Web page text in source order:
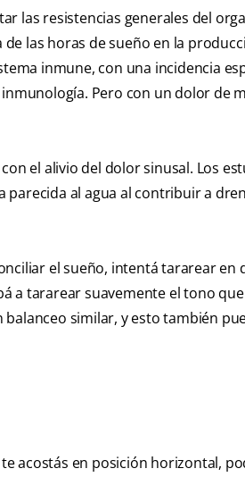
las resistencias generales del
las horas de sueño en la
inmune, con una incidencia
Pero con un dolor de
el alivio del dolor sinusal. Los
al agua al contribuir a
el sueño, intentá tararear en
a tararear suavemente el tono
similar, y esto también
acostás en posición horizontal,